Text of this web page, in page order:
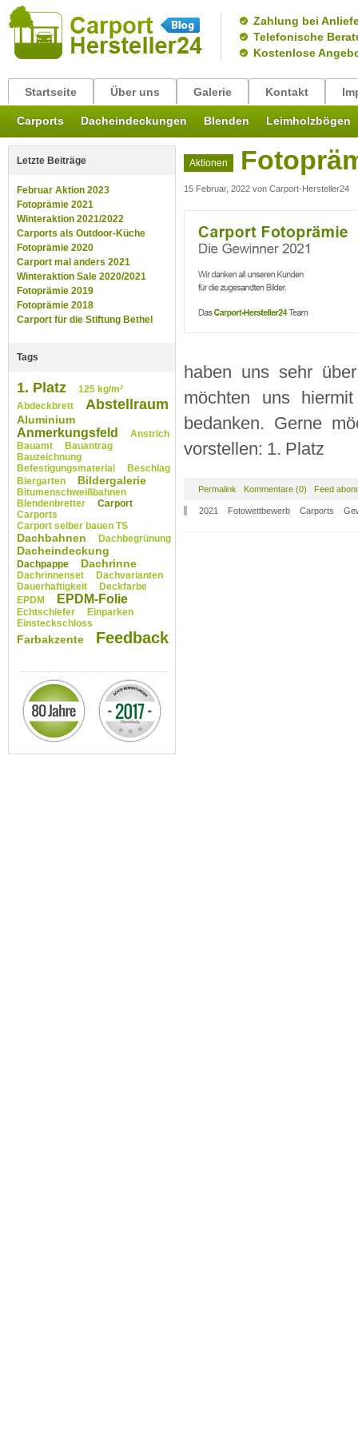
Zahlung bei
Telefonische
Kostenlose
Startseite Über uns Galerie Kontakt
Carports Dacheindeckungen Blenden Leimholzbögen
Letzte Beiträge
Februar Aktion 2023
Fotoprämie 2021
Winteraktion 2021/2022
Carports als Outdoor-Küche
Fotoprämie 2020
Carport mal anders 2021
Winteraktion Sale 2020/2021
Fotoprämie 2019
Fotoprämie 2018
Carport für die Stiftung Bethel
Tags
1. Platz
125 kg/m²
Abdeckbrett
Abstellraum
Aluminium
Anmerkungsfeld
Anstrich
Bauamt
Bauantrag
Bauzeichnung
Befestigungsmaterial
Beschlag
Biergarten
Bildergalerie
Bitumenschweißbahnen
Blendenbretter
Carport
Carports
Carport selber bauen TS
Dachbahnen Dachbegrünung
Dacheindeckung
Dachpappe Dachrinne
Dachrinnenset
Dachvarianten
Dauerhaftigkeit
Deckfarbe
EPDM
EPDM-Folie
Echtschiefer
Einparken
Einsteckschloss
Farbakzente Feedback
Aktionen
15 Februar, 2022 von Carport-Hersteller24
haben uns sehr
möchten uns
bedanken. Gerne
vorstellen: 1. Platz
Permalink Kommentare (0) Feed
2021 Fotowettbewerb Carports